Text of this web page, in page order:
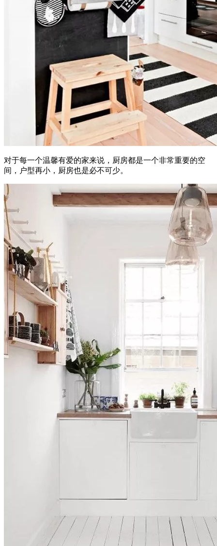
对于每一个温馨有爱的家来说，厨房都是一个非常重要的空
间，户型再小，厨房也是必不可少。